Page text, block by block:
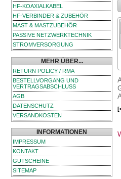
HF-KOAXIALKABEL
HF-VERBINDER & ZUBEHÖR
MAST & MASTZUBEHÖR
PASSIVE NETZWERKTECHNIK
STROMVERSORGUNG
MEHR ÜBER...
RETURN POLICY / RMA
BESTELLVORGANG UND
VERTRAGSABSCHLUSS
AGB
DATENSCHUTZ
VERSANDKOSTEN
INFORMATIONEN
IMPRESSUM
KONTAKT
GUTSCHEINE
SITEMAP